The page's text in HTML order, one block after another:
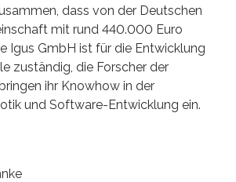
dass von der Deutschen
mit rund 440.000 Euro
Igus GmbH ist für die Entwicklung
zuständig, die Forscher der
ihr Knowhow in der
und Software-Entwicklung ein.